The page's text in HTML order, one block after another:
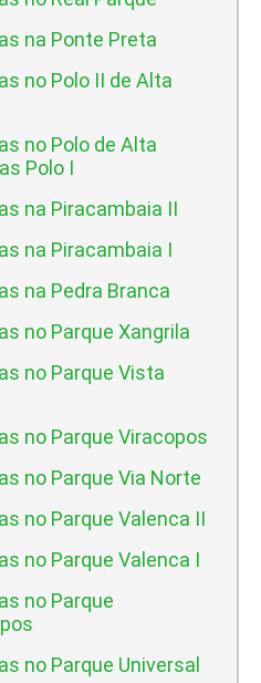
na Ponte Preta
no Polo II de Alta
no Polo de Alta
Polo I
na Piracambaia II
na Piracambaia I
na Pedra Branca
no Parque Xangrila
no Parque Vista
no Parque Viracopos
no Parque Via Norte
no Parque Valenca II
no Parque Valenca I
no Parque
no Parque Universal